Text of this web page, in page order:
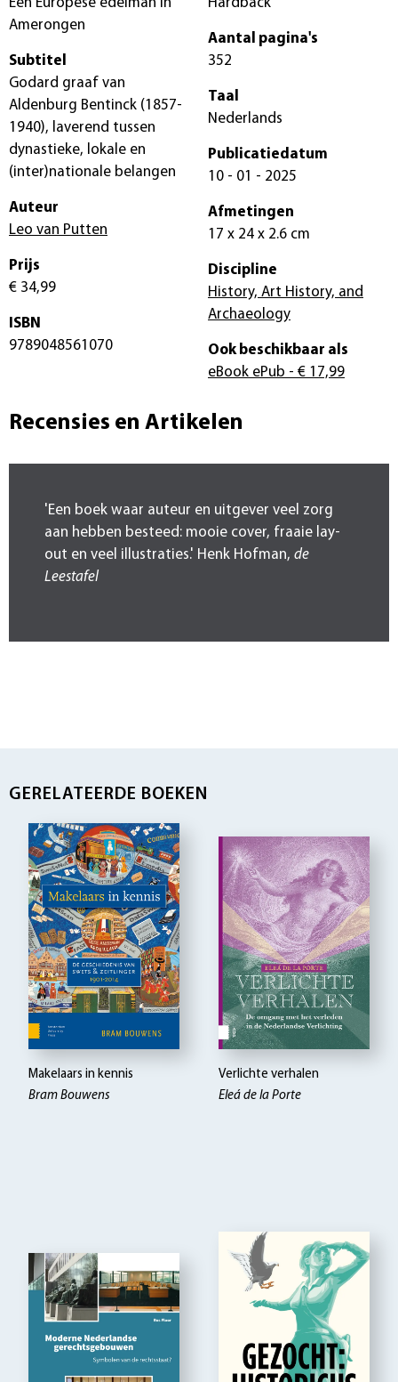
Een Europese edelman in
Amerongen
Subtitel
Godard graaf van
Aldenburg Bentinck (1857-
1940), laverend tussen
dynastieke, lokale en
(inter)nationale belangen
Auteur
Leo van Putten
Prijs
€ 34,99
ISBN
9789048561070
Hardback
Aantal pagina's
352
Taal
Nederlands
Publicatiedatum
10 - 01 - 2025
Afmetingen
17 x 24 x 2.6 cm
Discipline
History, Art History, and
Archaeology
Ook beschikbaar als
eBook ePub - € 17,99
Recensies en Artikelen
'Een boek waar auteur en uitgever veel zorg
aan hebben besteed: mooie cover, fraaie lay-
out en veel illustraties.' Henk Hofman, de
Leestafel
GERELATEERDE BOEKEN
Makelaars in kennis
Bram Bouwens
Verlichte verhalen
Eleá de la Porte